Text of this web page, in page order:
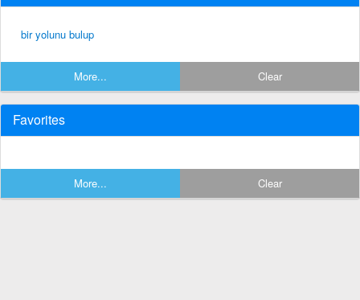
bir yolunu bulup
More... Clear
Favorites
More... Clear